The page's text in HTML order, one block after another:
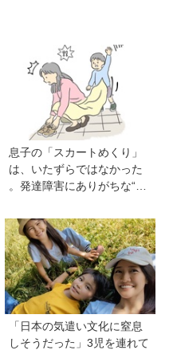
息子の「スカートめくり」
は、いたずらではなかった
。発達障害にありがちな“誤
イザーが解説】
「日本の気遣い文化に窒息
しそうだった」3児を連れて